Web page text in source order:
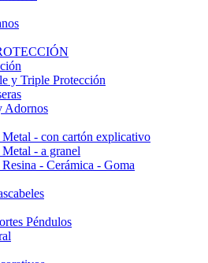
y Triple Protección
Adornos
- con cartón explicativo
- a granel
- Cerámica - Goma
Péndulos